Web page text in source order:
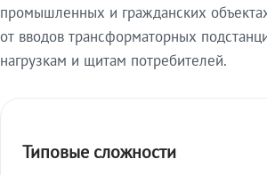
промышленных и гражданских
от вводов трансформаторных
нагрузкам и щитам потребителей.
Типовые сложности